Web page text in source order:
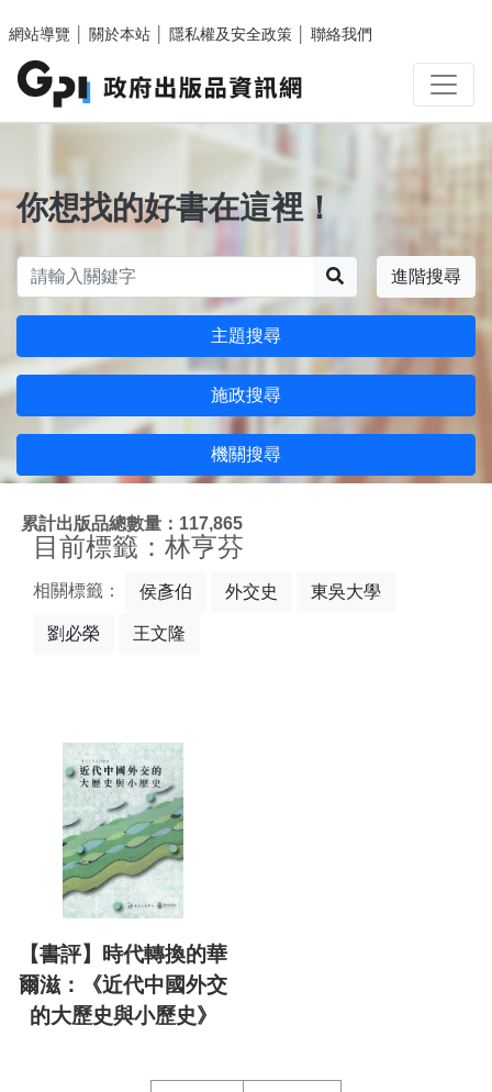
網站導覽
關於本站 隱私權及安全政策 聯絡我們
你想找的好書在這裡！
進階搜尋
主題搜尋
施政搜尋
機關搜尋
累計出版品總數量：117,865
目前標籤：林亨芬
相關標籤： 侯彥伯 外交史 東吳大學
劉必榮 王文隆
【書評】時代轉換的華
爾滋：《近代中國外交
的大歷史與小歷史》